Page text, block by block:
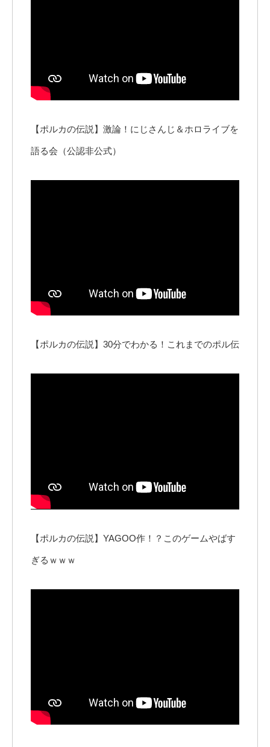
【ポルカの伝説】激論！にじさんじ＆ホロライブを
語る会（公認非公式）
【ポルカの伝説】30分でわかる！これまでのポル伝
【ポルカの伝説】YAGOO作！？このゲームやばす
ぎるｗｗｗ